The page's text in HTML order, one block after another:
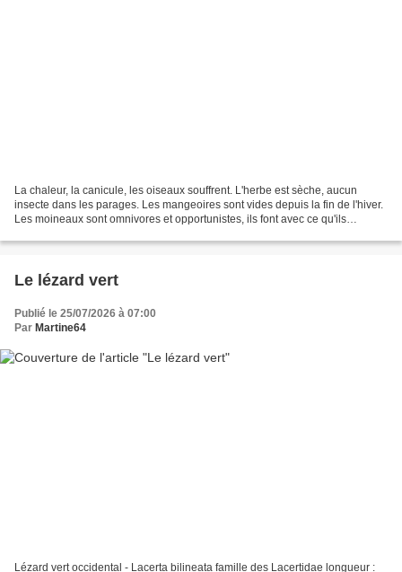
La chaleur, la canicule, les oiseaux souffrent. L'herbe est sèche, aucun
insecte dans les parages. Les mangeoires sont vides depuis la fin de l'hiver.
Les moineaux sont omnivores et opportunistes, ils font avec ce qu'ils
Le lézard vert
Publié le 25/07/2026 à 07:00
Par Martine64
Lézard vert occidental - Lacerta bilineata famille des Lacertidae longueur :